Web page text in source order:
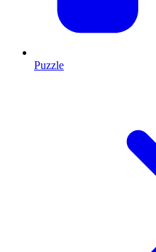
Puzzle